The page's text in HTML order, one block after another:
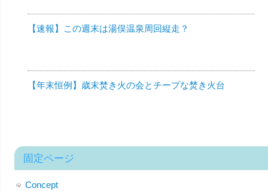
【速報】この週末は湯俣温泉周回縦走？
【年末恒例】歳末焚き火の会とチープな焚き火台
固定ページ
Concept